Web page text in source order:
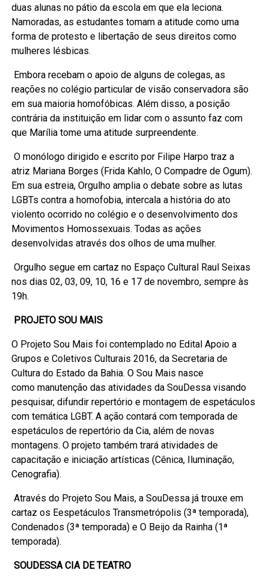
duas alunas no pátio da escola em que ela leciona.
Namoradas, as estudantes tomam a atitude como uma
forma de protesto e libertação de seus direitos como
mulheres lésbicas.
Embora recebam o apoio de alguns de colegas, as
reações no colégio particular de visão conservadora são
em sua maioria homofóbicas. Além disso, a posição
contrária da instituição em lidar com o assunto faz com
que Marília tome uma atitude surpreendente.
O monólogo dirigido e escrito por Filipe Harpo traz a
atriz Mariana Borges (Frida Kahlo, O Compadre de Ogum).
Em sua estreia, Orgulho amplia o debate sobre as lutas
LGBTs contra a homofobia, intercala a história do ato
violento ocorrido no colégio e o desenvolvimento dos
Movimentos Homossexuais. Todas as ações
desenvolvidas através dos olhos de uma mulher.
Orgulho segue em cartaz no Espaço Cultural Raul Seixas
nos dias 02, 03, 09, 10, 16 e 17 de novembro, sempre às
19h.
PROJETO SOU MAIS
O Projeto Sou Mais foi contemplado no Edital Apoio a
Grupos e Coletivos Culturais 2016, da Secretaria de
Cultura do Estado da Bahia. O Sou Mais nasce
como manutenção das atividades da SouDessa visando
pesquisar, difundir repertório e montagem de espetáculos
com temática LGBT. A ação contará com temporada de
espetáculos de repertório da Cia, além de novas
montagens. O projeto também trará atividades de
capacitação e iniciação artísticas (Cênica, Iluminação,
Cenografia).
Através do Projeto Sou Mais, a SouDessa já trouxe em
cartaz os Eespetáculos Transmetrópolis (3ª temporada),
Condenados (3ª temporada) e O Beijo da Rainha (1ª
temporada).
SOUDESSA CIA DE TEATRO